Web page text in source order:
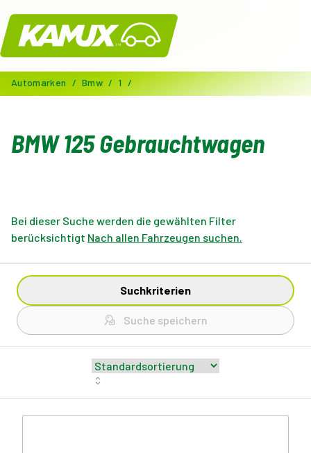
Kamux
Automarken / Bmw / 1 /
BMW 125 Gebrauchtwagen
Bei dieser Suche werden die gewählten Filter
berücksichtigt Nach allen Fahrzeugen suchen.
Suchkriterien
Suche speichern